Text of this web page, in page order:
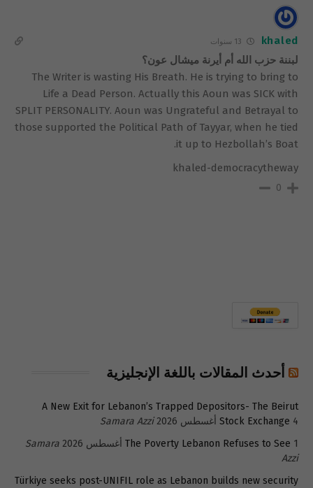
khaled
لبننة حزب الله أم أيرنة ميشال عون؟
The Writer is wasting His Breath. He is trying to bring to
Life a Dead Person. Actually this Aoun was SICK with
SPLIT PERSONALITY. Aoun was Ungrateful and Betrayal to
those supported the Political Path of Tayyar, when he tied
it up to Hezbollah’s Boat.
khaled-democracytheway
0
أحدث المقالات باللغة الإنجليزية
A New Exit for Lebanon’s Trapped Depositors- The Beirut
Stock Exchange 4 أغسطس 2026
Samara Azzi
The Poverty Lebanon Refuses to See 1 أغسطس 2026
Samara
Azzi
Türkiye seeks post-UNIFIL role as Lebanon builds new security